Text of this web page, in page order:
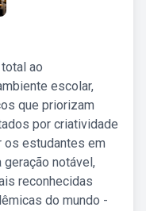
ao
escolar,
que priorizam
por criatividade
os estudantes em
geração notável,
reconhecidas
do mundo -